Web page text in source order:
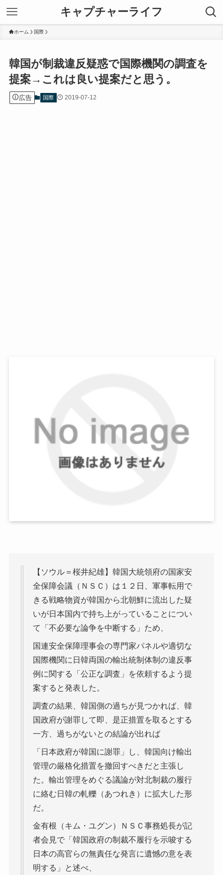
キャプチャーライフ
ホーム 国際
韓国が制裁違反疑惑で国際機関の調査を
提案→これは良い提案だと思う。
広告 国際 2019-07-12
【ソウル＝桜井紀雄】韓国大統領府の国家安
全保障会議（ＮＳＣ）は１２日、軍事転用で
きる戦略物資が韓国から北朝鮮に流出した疑
いが日本国内で持ち上がっていることについ
て「不必要な論争を中断する」ため、
国連安全保障理事会の専門家パネルや適切な
国際機関に日韓両国の輸出統制体制の違反事
例に関する「公正な調査」を依頼するよう提
案すると発表した。
調査の結果、韓国側の過ちが見つかれば、韓
国政府が謝罪して即、是正措置を取るとする
一方、過ちがないとの結論が出れば
「日本政府が韓国に謝罪」し、韓国向け輸出
管理の厳格化措置を撤回すべきだと主張し
た。輸出管理をめぐる議論が対北制裁の履行
に絡む日韓の軋轢（あつれき）に拡大した形
だ。
金有根（キム・ユグン）ＮＳＣ事務処長が記
者会見で「韓国政府の制裁不履行を示唆する
日本の高官らの無責任な発言に遺憾の意を表
明する」と述べ、